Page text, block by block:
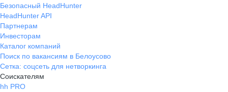
Безопасный HeadHunter
HeadHunter API
Партнерам
Инвесторам
Каталог компаний
Поиск по вакансиям в Белоусово
Сетка: соцсеть для нетворкинга
Соискателям
hh PRO